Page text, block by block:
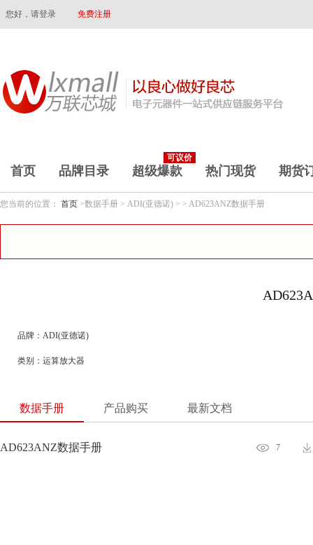
您好，请登录 免费注册
首页 品牌目录
可议价
超级爆款 热门现货 期货
您当前的位置： 首页 >数据手册 > ADI(亚德诺) > > AD623ANZ数据手册
品牌：ADI(亚德诺)
类别：运算放大器
数据手册 产品购买 最新文档
AD623ANZ数据手册 7